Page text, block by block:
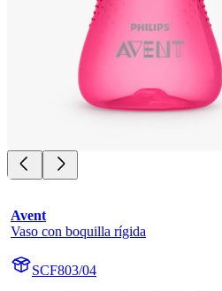
Avent
Vaso con boquilla rígida
SCF803/04